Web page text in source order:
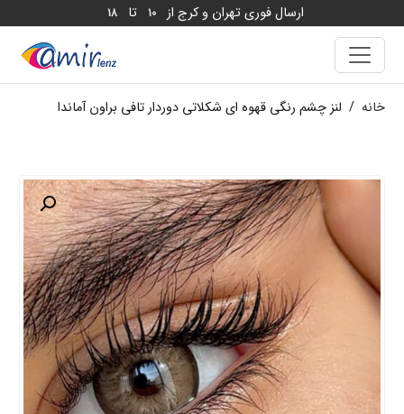
ارسال فوری تهران و کرج از 10 تا 18
خانه / لنز چشم رنگی قهوه ای شکلاتی دوردار تافی براون آماندا